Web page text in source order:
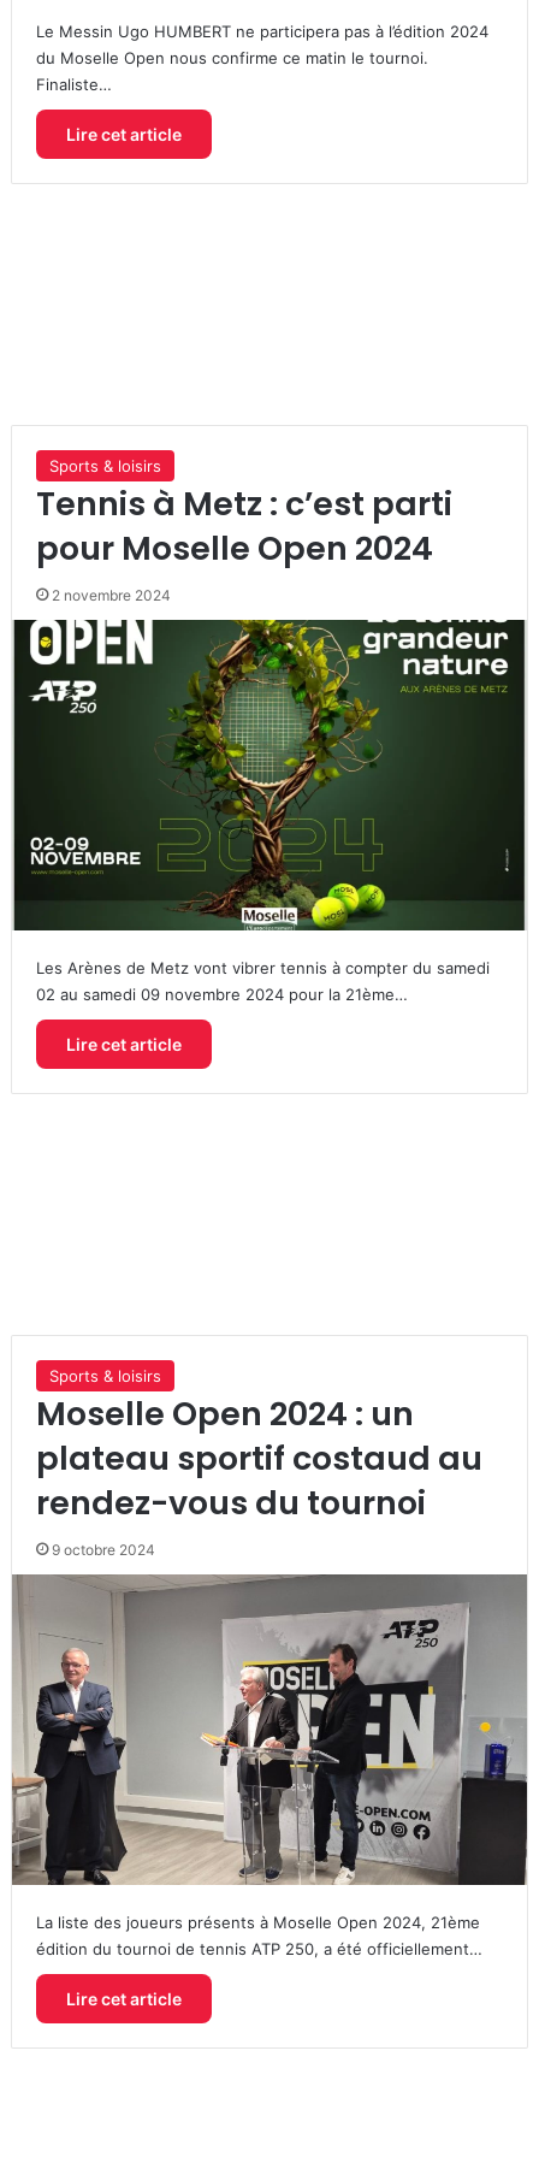
Le Messin Ugo HUMBERT ne participera pas à l’édition 2024
du Moselle Open nous confirme ce matin le tournoi.
Finaliste…
Lire cet article
Sports & loisirs
Tennis à Metz : c’est parti
pour Moselle Open 2024
2 novembre 2024
Les Arènes de Metz vont vibrer tennis à compter du samedi
02 au samedi 09 novembre 2024 pour la 21ème…
Lire cet article
Sports & loisirs
Moselle Open 2024 : un
plateau sportif costaud au
rendez-vous du tournoi
9 octobre 2024
La liste des joueurs présents à Moselle Open 2024, 21ème
édition du tournoi de tennis ATP 250, a été officiellement…
Lire cet article